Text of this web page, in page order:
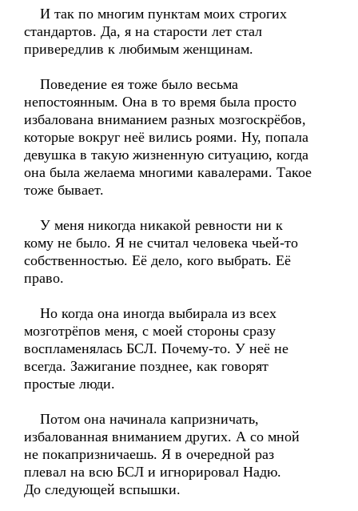
И так по многим пунктам моих строгих
стандартов. Да, я на старости лет стал
привередлив к любимым женщинам.
Поведение ея тоже было весьма
непостоянным. Она в то время была просто
избалована вниманием разных мозгоскрёбов,
которые вокруг неё вились роями. Ну, попала
девушка в такую жизненную ситуацию, когда
она была желаема многими кавалерами. Такое
тоже бывает.
У меня никогда никакой ревности ни к
кому не было. Я не считал человека чьей-то
собственностью. Её дело, кого выбрать. Её
право.
Но когда она иногда выбирала из всех
мозготрёпов меня, с моей стороны сразу
воспламенялась БСЛ. Почему-то. У неё не
всегда. Зажигание позднее, как говорят
простые люди.
Потом она начинала капризничать,
избалованная вниманием других. А со мной
не покапризничаешь. Я в очередной раз
плевал на всю БСЛ и игнорировал Надю.
До следующей вспышки.